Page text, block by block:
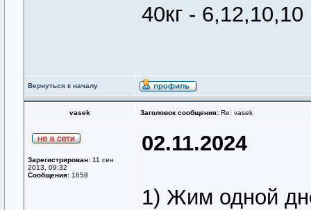
40кг - 6,12,10,10
Вернуться к началу
vasek Заголовок сообщения: Re: vasek
Зарегистрирован: 11 сен
2013, 09:32
Сообщения: 1658
02.11.2024
1) Жим одной